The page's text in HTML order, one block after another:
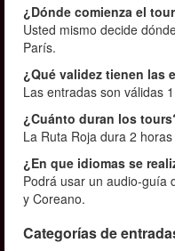
¿Dónde comienza el
Usted mismo decide
París.
¿Qué validez tienen las
Las entradas son válidas
¿Cuánto duran los
La Ruta Roja dura 2
¿En que idiomas se
Podrá usar un audio-guía
y Coreano.
Categorías de